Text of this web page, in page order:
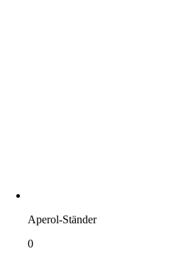
Aperol-Ständer
0